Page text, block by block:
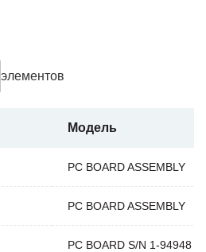
элементов
Модель
PC BOARD ASSEMBLY
PC BOARD ASSEMBLY
PC BOARD S/N 1-94948